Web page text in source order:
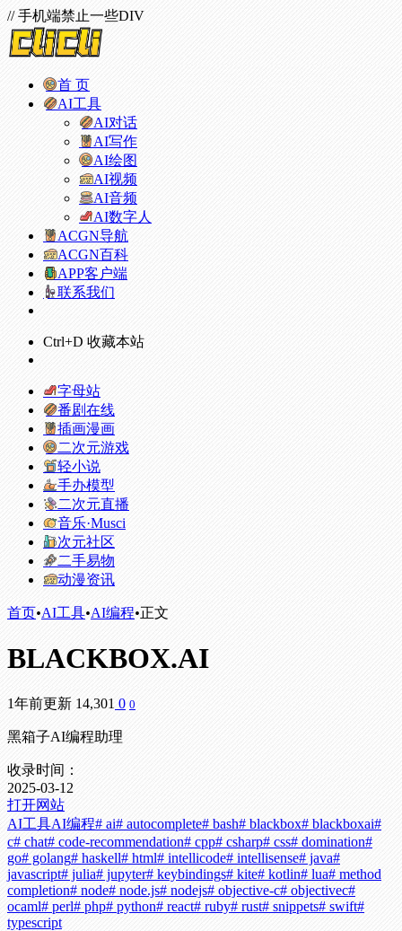
// 手机端禁止一些DIV
首 页
AI工具
AI对话
AI写作
AI绘图
AI视频
AI音频
AI数字人
ACGN导航
ACGN百科
APP客户端
联系我们
Ctrl+D 收藏本站
字母站
番剧在线
插画漫画
二次元游戏
轻小说
手办模型
二次元直播
音乐·Musci
次元社区
二手易物
动漫资讯
首页•AI工具•AI编程•正文
BLACKBOX.AI
1年前更新 14,301 0 0
黑箱子AI编程助理
收录时间：
2025-03-12
打开网站
AI工具AI编程# ai# autocomplete# bash# blackbox# blackboxai#
c# chat# code-recommendation# cpp# csharp# css# domination#
go# golang# haskell# html# intellicode# intellisense# java#
javascript# julia# jupyter# keybindings# kite# kotlin# lua# method
completion# node# node.js# nodejs# objective-c# objectivec#
ocaml# perl# php# python# react# ruby# rust# snippets# swift#
typescript